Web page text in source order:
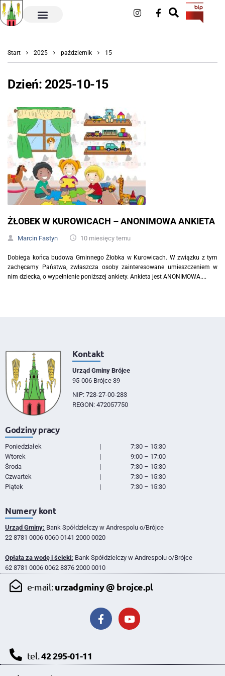
Start 2025 październik 15
Dzień: 2025-10-15
ŻŁOBEK W KUROWICACH – ANONIMOWA ANKIETA
Marcin Fastyn 10 miesięcy temu
Dobiega końca budowa Gminnego Żłobka w Kurowicach. W związku z tym
zachęcamy Państwa, zwłaszcza osoby zainteresowane umieszczeniem w
nim dziecka, o wypełnienie poniższej ankiety. Ankieta jest ANONIMOWA....
Kontakt
Urząd Gminy Brójce
95-006 Brójce 39
NIP: 728-27-00-283
REGON: 472057750
Godziny pracy
Poniedziałek |
7:30 – 15:30
Wtorek
|
9:00 – 17:00
Środa
|
7:30 – 15:30
Czwartek
|
7:30 – 15:30
Piątek
| 7:30 – 15:30
Numery kont
Urząd Gminy: Bank Spółdzielczy w Andrespolu o/Brójce
22 8781 0006 0060 0141 2000 0020
Opłata za wodę i ścieki: Bank Spółdzielczy w Andrespolu o/Brójce
62 8781 0006 0062 8376 2000 0010
e-mail:urzadgminy @ brojce.pl
tel. 42 295-01-11